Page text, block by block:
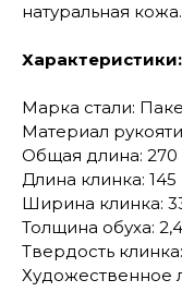
натуральная
Характеристики:
Марка стали:
Материал
Общая длина:
Длина клинка:
Ширина клинка:
Толщина обуха:
Твердость
Художественное